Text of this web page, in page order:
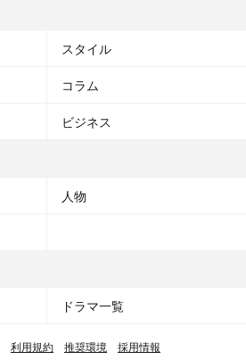
スタイル
コラム
ビジネス
人物
ドラマ一覧
利用規約 推奨環境 採用情報